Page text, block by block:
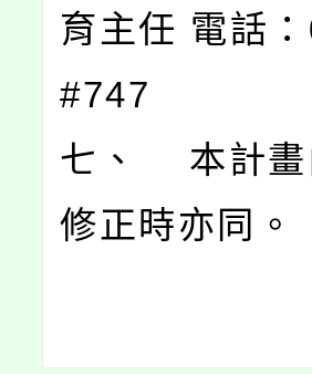
育主任 電話
#747
七、 本計畫
修正時亦同。